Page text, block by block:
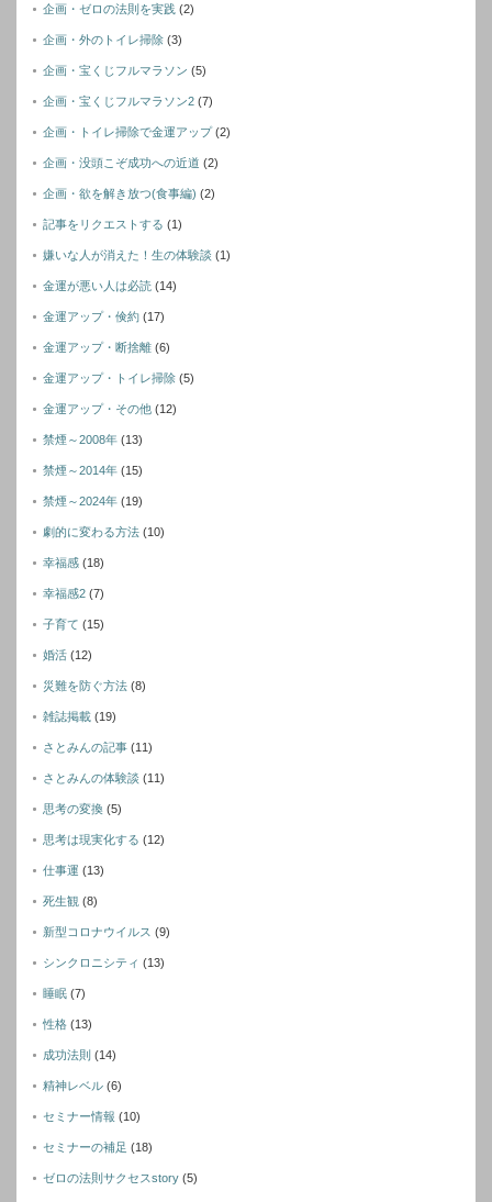
企画・ゼロの法則を実践 (2)
企画・外のトイレ掃除 (3)
企画・宝くじフルマラソン (5)
企画・宝くじフルマラソン2 (7)
企画・トイレ掃除で金運アップ(2)
企画・没頭こぞ成功への近道 (2)
企画・欲を解き放つ(食事編) (2)
記事をリクエストする (1)
嫌いな人が消えた！生の体験談 (1)
金運が悪い人は必読 (14)
金運アップ・倹約 (17)
金運アップ・断捨離 (6)
金運アップ・トイレ掃除 (5)
金運アップ・その他 (12)
禁煙～2008年 (13)
禁煙～2014年 (15)
禁煙～2024年 (19)
劇的に変わる方法 (10)
幸福感 (18)
幸福感2 (7)
子育て (15)
婚活 (12)
災難を防ぐ方法 (8)
雑誌掲載 (19)
さとみんの記事 (11)
さとみんの体験談 (11)
思考の変換 (5)
思考は現実化する (12)
仕事運 (13)
死生観 (8)
新型コロナウイルス (9)
シンクロニシティ (13)
睡眠 (7)
性格 (13)
成功法則 (14)
精神レベル (6)
セミナー情報 (10)
セミナーの補足 (18)
ゼロの法則サクセスstory (5)